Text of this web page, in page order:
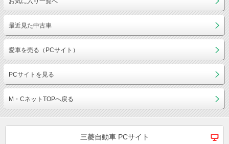
最近見た中古車
愛車を売る（PCサイト）
PCサイトを見る
M・CネットTOPへ戻る
三菱自動車 PCサイト